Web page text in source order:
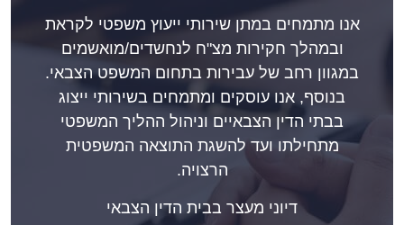
אנו מתמחים במתן שירותי ייעוץ משפטי לקראת
ובמהלך חקירות מצ"ח לנחשדים/מואשמים
במגוון רחב של עבירות בתחום המשפט הצבאי.
בנוסף, אנו עוסקים ומתמחים בשירותי ייצוג
בבתי הדין הצבאיים וניהול ההליך המשפטי
מתחילתו ועד להשגת התוצאה המשפטית
הרצויה.
דיוני מעצר בבית הדין הצבאי